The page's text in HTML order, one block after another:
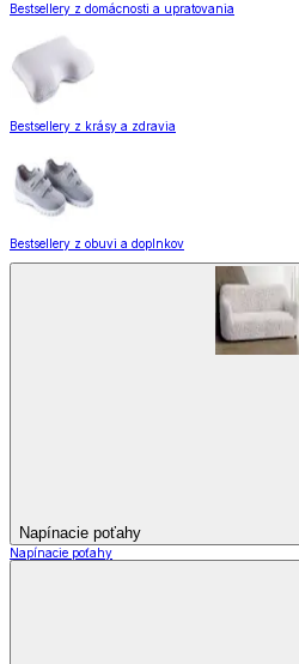
Bestsellery z domácnosti a upratovania
Bestsellery z krásy a zdravia
Bestsellery z obuvi a doplnkov
Napínacie poťahy
Napínacie poťahy